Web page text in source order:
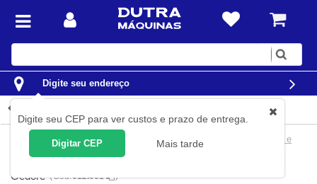
Digite
Digite seu endereço
Digite seu CEP para ver custos e prazo de entrega.
Digitar CEP Mais tarde
Ferramentas Ferramentas Manuais Chaves
Chaves Allen e
Hexagonal
Gedore (Cód.012.061 )